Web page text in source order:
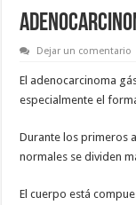
Dejar un comentario
El adenocarcinoma
especialmente el
Durante los primeros
normales se dividen
El cuerpo está